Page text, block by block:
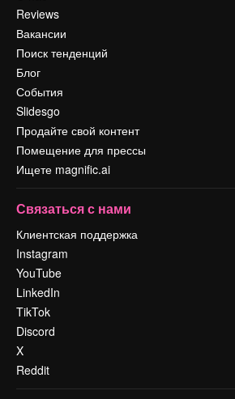
Reviews
Вакансии
Поиск тенденций
Блог
События
Slidesgo
Продайте свой контент
Помещение для прессы
Ищете magnific.ai
Связаться с нами
Клиентская поддержка
Instagram
YouTube
LinkedIn
TikTok
Discord
X
Reddit